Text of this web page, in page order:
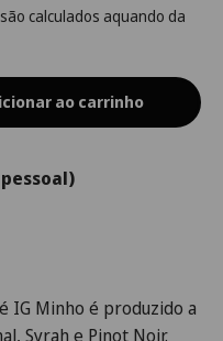
são calculados aquando da
ao carrinho
IG Minho é produzido a
Syrah e Pinot Noir.